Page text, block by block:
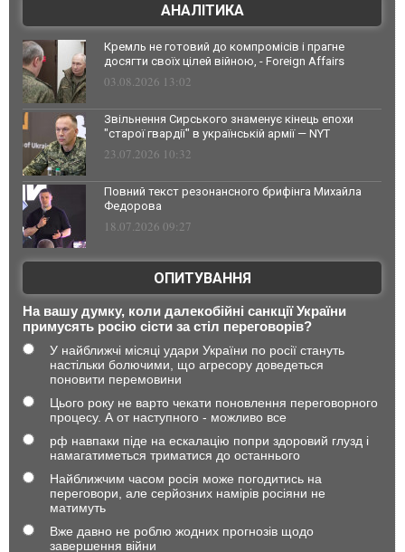
АНАЛІТИКА
Кремль не готовий до компромісів і прагне
досягти своїх цілей війною, - Foreign Affairs
03.08.2026 13:02
Звільнення Сирського знаменує кінець епохи
"старої гвардії" в українській армії — NYT
23.07.2026 10:32
Повний текст резонансного брифінга Михайла
Федорова
18.07.2026 09:27
ОПИТУВАННЯ
На вашу думку, коли далекобійні санкції України
примусять росію сісти за стіл переговорів?
У найближчі місяці удари України по росії стануть
настільки болючими, що агресору доведеться
поновити перемовини
Цього року не варто чекати поновлення переговорного
процесу. А от наступного - можливо все
рф навпаки піде на ескалацію попри здоровий глузд і
намагатиметься триматися до останнього
Найближчим часом росія може погодитись на
переговори, але серйозних намірів росіяни не
матимуть
Вже давно не роблю жодних прогнозів щодо
завершення війни